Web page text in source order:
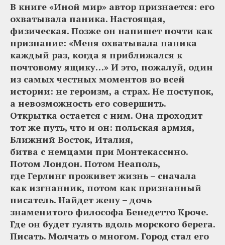
В книге «Иной мир» автор признается: его
охватывала паника. Настоящая,
физическая. Позже он напишет почти как
признание: «Меня охватывала паника
каждый раз, когда я приближался к
почтовому ящику…» И это, пожалуй, один
из самых честных моментов во всей
истории: не героизм, а страх. Не поступок,
а невозможность его совершить.
Открытка остается с ним. Она проходит
тот же путь, что и он: польская армия,
Ближний Восток, Италия,
битва с немцами при Монтекассино.
Потом Лондон. Потом Неаполь,
где Герлинг проживет жизнь – сначала
как изгнанник, потом как признанный
писатель. Найдет жену – дочь
знаменитого философа Бенедетто Кроче.
Где он будет гулять вдоль морского берега.
Писать. Молчать о многом. Город стал его